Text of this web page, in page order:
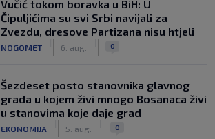
Vučić tokom boravka u BiH: U
Čipuljićima su svi Srbi navijali za
Zvezdu, dresove Partizana nisu htjeli
NOGOMET 6. aug. 0
Šezdeset posto stanovnika glavnog
grada u kojem živi mnogo Bosanaca živi
u stanovima koje daje grad
EKONOMIJA 5. aug. 0